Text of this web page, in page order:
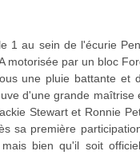
1 au sein de l'écurie
motorisée par un bloc
une pluie battante et
d'une grande
Stewart et Ronnie
sa première
bien qu'il soit